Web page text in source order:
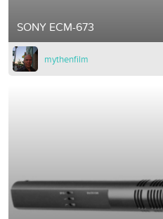
SONY ECM-673
mythenfilm